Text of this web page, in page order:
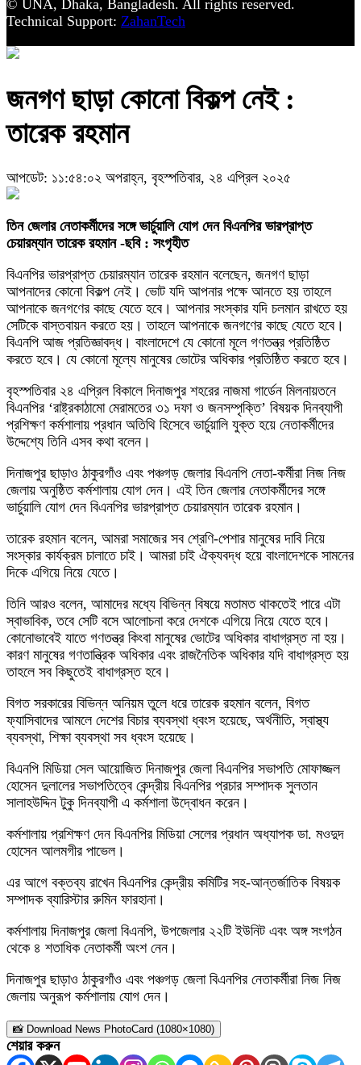
© UNA, Dhaka, Bangladesh. All rights reserved.
Technical Support: ZahanTech
জনগণ ছাড়া কোনো বিকল্প নেই :
তারেক রহমান
আপডেট: ১১:৫৪:০২ অপরাহ্ন, বৃহস্পতিবার, ২৪ এপ্রিল ২০২৫
তিন জেলার নেতাকর্মীদের সঙ্গে ভার্চুয়ালি যোগ দেন বিএনপির ভারপ্রাপ্ত
চেয়ারম্যান তারেক রহমান -ছবি : সংগৃহীত
বিএনপির ভারপ্রাপ্ত চেয়ারম্যান তারেক রহমান বলেছেন, জনগণ ছাড়া
আপনাদের কোনো বিকল্প নেই। ভোট যদি আপনার পক্ষে আনতে হয় তাহলে
আপনাকে জনগণের কাছে যেতে হবে। আপনার সংস্কার যদি চলমান রাখতে হয়
সেটিকে বাস্তবায়ন করতে হয়। তাহলে আপনাকে জনগণের কাছে যেতে হবে।
বিএনপি আজ প্রতিজ্ঞাবদ্ধ। বাংলাদেশে যে কোনো মূলে গণতন্ত্র প্রতিষ্ঠিত
করতে হবে। যে কোনো মূল্যে মানুষের ভোটের অধিকার প্রতিষ্ঠিত করতে হবে।
বৃহস্পতিবার ২৪ এপ্রিল বিকালে দিনাজপুর শহরের নাজমা গার্ডেন মিলনায়তনে
বিএনপির ‘রাষ্ট্রকাঠামো মেরামতের ৩১ দফা ও জনসম্পৃক্তি’ বিষয়ক দিনব্যাপী
প্রশিক্ষণ কর্মশালায় প্রধান অতিথি হিসেবে ভার্চুয়ালি যুক্ত হয়ে নেতাকর্মীদের
উদ্দেশ্যে তিনি এসব কথা বলেন।
দিনাজপুর ছাড়াও ঠাকুরগাঁও এবং পঞ্চগড় জেলার বিএনপি নেতা-কর্মীরা নিজ নিজ
জেলায় অনুষ্ঠিত কর্মশালায় যোগ দেন। এই তিন জেলার নেতাকর্মীদের সঙ্গে
ভার্চুয়ালি যোগ দেন বিএনপির ভারপ্রাপ্ত চেয়ারম্যান তারেক রহমান।
তারেক রহমান বলেন, আমরা সমাজের সব শ্রেণি-পেশার মানুষের দাবি নিয়ে
সংস্কার কার্যক্রম চালাতে চাই। আমরা চাই ঐক্যবদ্ধ হয়ে বাংলাদেশকে সামনের
দিকে এগিয়ে নিয়ে যেতে।
তিনি আরও বলেন, আমাদের মধ্যে বিভিন্ন বিষয়ে মতামত থাকতেই পারে এটা
স্বাভাবিক, তবে সেটি বসে আলোচনা করে দেশকে এগিয়ে নিয়ে যেতে হবে।
কোনোভাবেই যাতে গণতন্ত্র কিংবা মানুষের ভোটের অধিকার বাধাগ্রস্ত না হয়।
কারণ মানুষের গণতান্ত্রিক অধিকার এবং রাজনৈতিক অধিকার যদি বাধাগ্রস্ত হয়
তাহলে সব কিছুতেই বাধাগ্রস্ত হবে।
বিগত সরকারের বিভিন্ন অনিয়ম তুলে ধরে তারেক রহমান বলেন, বিগত
ফ্যাসিবাদের আমলে দেশের বিচার ব্যবস্থা ধ্বংস হয়েছে, অর্থনীতি, স্বাস্থ্য
ব্যবস্থা, শিক্ষা ব্যবস্থা সব ধ্বংস হয়েছে।
বিএনপি মিডিয়া সেল আয়োজিত দিনাজপুর জেলা বিএনপির সভাপতি মোফাজ্জল
হোসেন দুলালের সভাপতিত্বে কেন্দ্রীয় বিএনপির প্রচার সম্পাদক সুলতান
সালাহউদ্দিন টুকু দিনব্যাপী এ কর্মশালা উদ্বোধন করেন।
কর্মশালায় প্রশিক্ষণ দেন বিএনপির মিডিয়া সেলের প্রধান অধ্যাপক ডা. মওদুদ
হোসেন আলমগীর পাভেল।
এর আগে বক্তব্য রাখেন বিএনপির কেন্দ্রীয় কমিটির সহ-আন্তর্জাতিক বিষয়ক
সম্পাদক ব্যারিস্টার রুমিন ফারহানা।
কর্মশালায় দিনাজপুর জেলা বিএনপি, উপজেলার ২২টি ইউনিট এবং অঙ্গ সংগঠন
থেকে ৪ শতাধিক নেতাকর্মী অংশ নেন।
দিনাজপুর ছাড়াও ঠাকুরগাঁও এবং পঞ্চগড় জেলা বিএনপির নেতাকর্মীরা নিজ নিজ
জেলায় অনুরূপ কর্মশালায় যোগ দেন।
📸 Download News PhotoCard (1080×1080)
শেয়ার করুন